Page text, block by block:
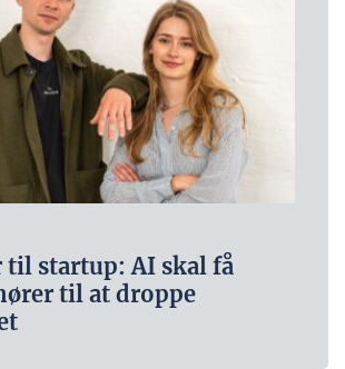
startup: AI skal få
til at droppe